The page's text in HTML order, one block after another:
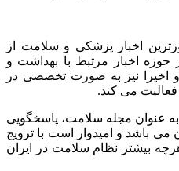
اخبار پزشکی و سلامت از
در حوزه اخبار مرتبط با بهداشت و
اخیرا نیز به صورت تخصصی در
فعالیت می کند.
عنوان مجله سلامت، پاسخگویی
می باشد و امیدوار است با ترویج
بیشتر نظام سلامت در ایران